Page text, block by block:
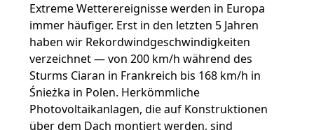
Extreme Wetterereignisse werden in Europa
immer häufiger. Erst in den letzten 5 Jahren
haben wir Rekordwindgeschwindigkeiten
verzeichnet — von 200 km/h während des
Sturms Ciaran in Frankreich bis 168 km/h in
Śnieżka in Polen. Herkömmliche
Photovoltaikanlagen, die auf Konstruktionen
über dem Dach montiert werden, sind